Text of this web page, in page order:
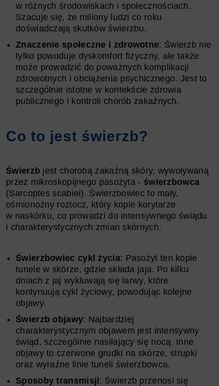
w różnych środowiskach i społecznościach.
Szacuje się, że miliony ludzi co roku
doświadczają skutków świerzbu.
Znaczenie społeczne i zdrowotne: Świerzb nie
tylko powoduje dyskomfort fizyczny, ale także
może prowadzić do poważnych komplikacji
zdrowotnych i obciążenia psychicznego. Jest to
szczególnie istotne w kontekście zdrowia
publicznego i kontroli chorób zakaźnych.
Co to jest świerzb?
Świerzb jest chorobą zakaźną skóry, wywoływaną
przez mikroskopijnego pasożyta - świerzbowca
(Sarcoptes scabiei). Świerzbowiec to mały,
ośmionożny roztocz, który kopie korytarze
w naskórku, co prowadzi do intensywnego świądu
i charakterystycznych zmian skórnych.
Świerzbowiec cykl życia: Pasożyt ten kopie
tunele w skórze, gdzie składa jaja. Po kilku
dniach z jaj wykluwają się larwy, które
kontynuują cykl życiowy, powodując kolejne
objawy.
Świerzb objawy: Najbardziej
charakterystycznym objawem jest intensywny
świąd, szczególnie nasilający się nocą. Inne
objawy to czerwone grudki na skórze, strupki
oraz wyraźne linie tuneli świerzbowca.
Sposoby transmisji: Świerzb przenosi się